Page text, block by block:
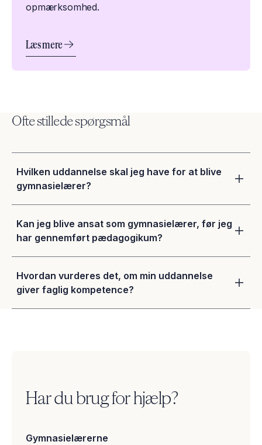
opmærksomhed.
Læs mere
Ofte stillede spørgsmål
Hvilken uddannelse skal jeg have for at blive
gymnasielærer?
Kan jeg blive ansat som gymnasielærer, før jeg
har gennemført pædagogikum?
Hvordan vurderes det, om min uddannelse
giver faglig kompetence?
Har du brug for hjælp?
Gymnasielærerne